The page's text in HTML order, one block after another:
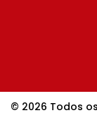
© 2026 Todos